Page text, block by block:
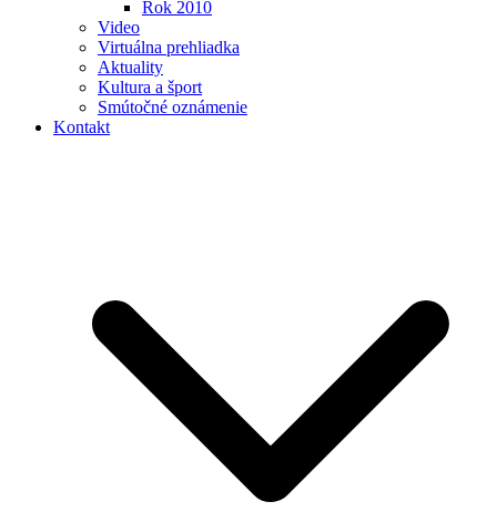
Rok 2010
Video
Virtuálna prehliadka
Aktuality
Kultura a šport
Smútočné oznámenie
Kontakt